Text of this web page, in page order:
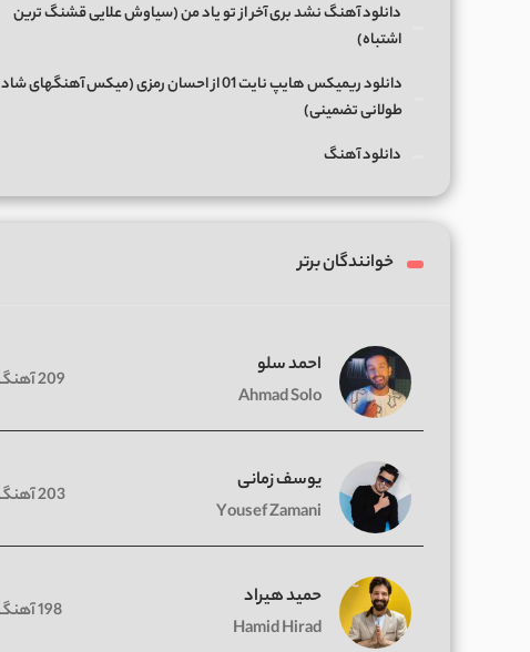
دانلود آهنگ نشد بری آخر از تو یاد من (سیاوش علایی قشنگ ترین
اشتباه)
دانلود ریمیکس هایپ نایت 01 از احسان رمزی (میکس آهنگهای شاد
طولانی تضمینی)
دانلود آهنگ
خوانندگان برتر
احمد سلو
Ahmad Solo
209 آهنگ
یوسف زمانی
Yousef Zamani
203 آهنگ
حمید هیراد
Hamid Hirad
198 آهنگ